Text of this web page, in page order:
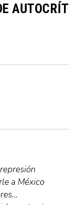
a México